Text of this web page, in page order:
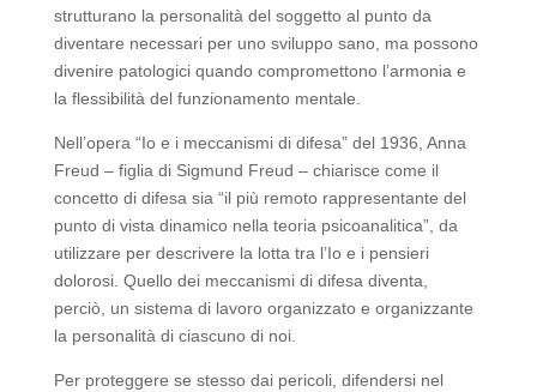
strutturano la personalità del soggetto al punto da
diventare necessari per uno sviluppo sano, ma possono
divenire patologici quando compromettono l’armonia e
la flessibilità del funzionamento mentale.
Nell’opera “Io e i meccanismi di difesa” del 1936, Anna
Freud – figlia di Sigmund Freud – chiarisce come il
concetto di difesa sia “il più remoto rappresentante del
punto di vista dinamico nella teoria psicoanalitica”, da
utilizzare per descrivere la lotta tra l’Io e i pensieri
dolorosi. Quello dei meccanismi di difesa diventa,
perciò, un sistema di lavoro organizzato e organizzante
la personalità di ciascuno di noi.
Per proteggere se stesso dai pericoli, difendersi nel